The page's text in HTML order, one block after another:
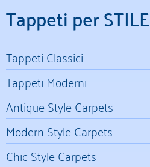
Tappeti per STILE
Tappeti Classici
Tappeti Moderni
Antique Style Carpets
Modern Style Carpets
Chic Style Carpets